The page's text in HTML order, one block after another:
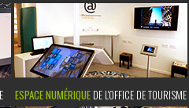
ESPACE NUMÉRIQUE DE L'OFFICE DE TOURISME